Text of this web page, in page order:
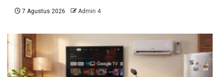
7 Agustus 2026 Admin 4